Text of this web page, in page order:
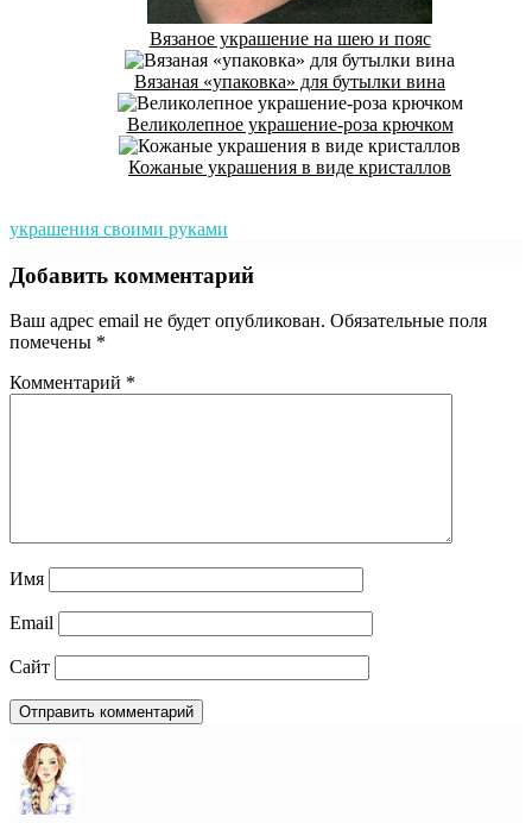
Вязаное украшение на шею и пояс
Вязаная «упаковка» для бутылки вина
Великолепное украшение-роза крючком
Кожаные украшения в виде кристаллов
украшения своими руками
Добавить комментарий
Ваш адрес email не будет опубликован. Обязательные поля
помечены *
Комментарий *
Имя
Email
Сайт